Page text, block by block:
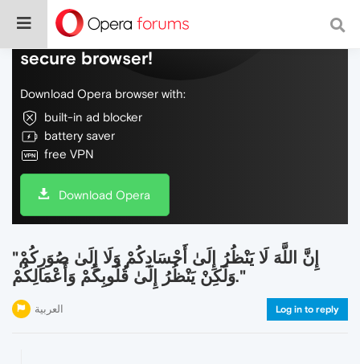
Do more on the web, with a fast and
secure browser!
Download Opera browser with:
built-in ad blocker
battery saver
free VPN
Download Opera
"إِنَّ اللَّهَ لَا يَنْظُرُ إِلَىٰ أَجْسَادِكُمْ وَلَا إِلَىٰ صُوَرِكُمْ
وَلَكِنْ يَنْظُرُ إِلَىٰ قُلُوبِكُمْ وَأَعْمَالِكُمْ."
العربية Log in to reply